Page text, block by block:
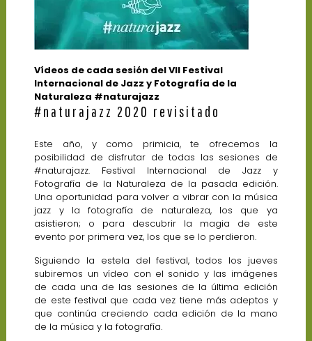
Vídeos de cada sesión del VII Festival
Internacional de Jazz y Fotografía de la
Naturaleza #naturajazz
#naturajazz 2020 revisitado
Este año, y como primicia, te ofrecemos la
posibilidad de disfrutar de todas las sesiones de
#naturajazz. Festival Internacional de Jazz y
Fotografía de la Naturaleza de la pasada edición.
Una oportunidad para volver a vibrar con la música
jazz y la fotografía de naturaleza, los que ya
asistieron; o para descubrir la magia de este
evento por primera vez, los que se lo perdieron.
Siguiendo la estela del festival, todos los jueves
subiremos un vídeo con el sonido y las imágenes
de cada una de las sesiones de la última edición
de este festival que cada vez tiene más adeptos y
que continúa creciendo cada edición de la mano
de la música y la fotografía.